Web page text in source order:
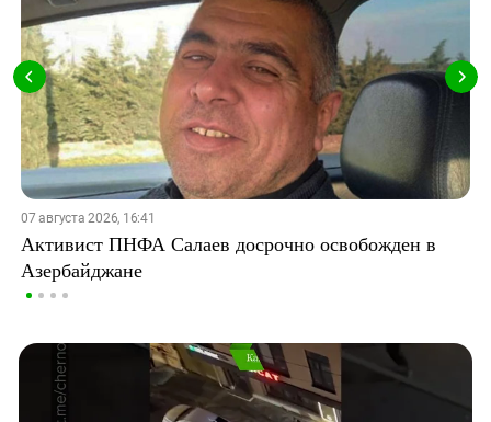
07 августа 2026, 16:41
Активист ПНФА Салаев досрочно освобожден в
Азербайджане